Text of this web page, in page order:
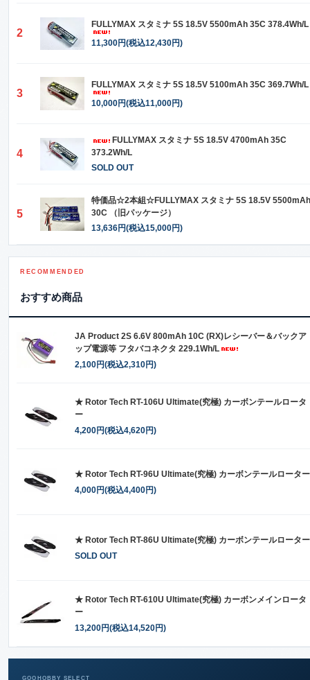
2
FULLYMAX スタミナ 5S 18.5V 5500mAh 35C 378.4Wh/L
11,300円(税込12,430円)
3
FULLYMAX スタミナ 5S 18.5V 5100mAh 35C 369.7Wh/L
10,000円(税込11,000円)
4
FULLYMAX スタミナ 5S 18.5V 4700mAh 35C
373.2Wh/L
SOLD OUT
5
特価品☆2本組☆FULLYMAX スタミナ 5S 18.5V 5500mAh
30C （旧パッケージ）
13,636円(税込15,000円)
RECOMMENDED
おすすめ商品
JA Product 2S 6.6V 800mAh 10C (RX)レシーバー＆バックア
ップ電源等 フタバコネクタ 229.1Wh/L
2,100円(税込2,310円)
★ Rotor Tech RT-106U Ultimate(究極) カーボンテールロータ
ー
4,200円(税込4,620円)
★ Rotor Tech RT-96U Ultimate(究極) カーボンテールローター
4,000円(税込4,400円)
★ Rotor Tech RT-86U Ultimate(究極) カーボンテールローター
SOLD OUT
★ Rotor Tech RT-610U Ultimate(究極) カーボンメインロータ
ー
13,200円(税込14,520円)
GOOHOBBY SELECT